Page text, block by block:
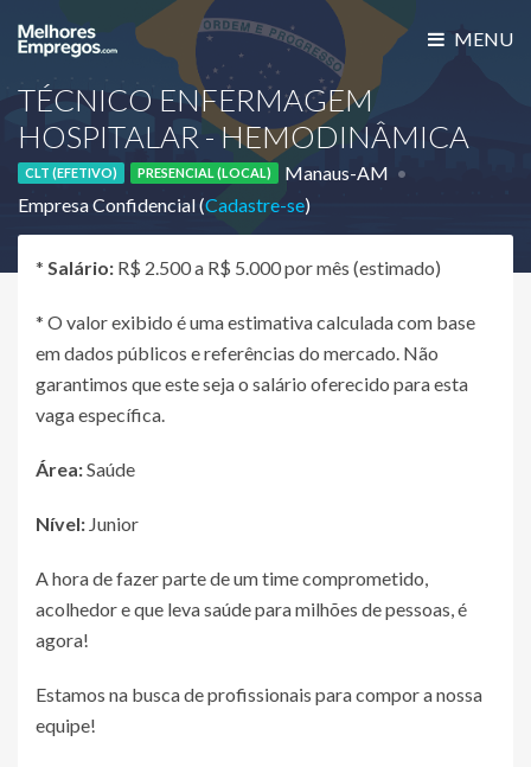
MENU
TÉCNICO ENFERMAGEM
HOSPITALAR - HEMODINÂMICA
CLT (EFETIVO) PRESENCIAL (LOCAL)
Manaus-AM
Empresa Confidencial (Cadastre-se)
* Salário: R$ 2.500 a R$ 5.000 por mês (estimado)
* O valor exibido é uma estimativa calculada com base
em dados públicos e referências do mercado. Não
garantimos que este seja o salário oferecido para esta
vaga específica.
Área:Saúde
Nível: Junior
A hora de fazer parte de um time comprometido,
acolhedor e que leva saúde para milhões de pessoas, é
agora!
Estamos na busca de profissionais para compor a nossa
equipe!